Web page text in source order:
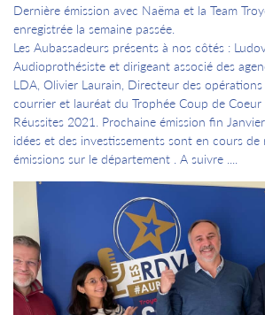
Dernière émission avec Naëma et la Team
enregistrée la semaine passée.
Les Aubassadeurs présents à nos côtés :
Audioprothésiste et dirigeant associé des
LDA, Olivier Laurain, Directeur des
courrier et lauréat du Trophée Coup de
Réussites 2021. Prochaine émission fin
idées et des investissements sont en cours
émissions sur le département . A suivre ....